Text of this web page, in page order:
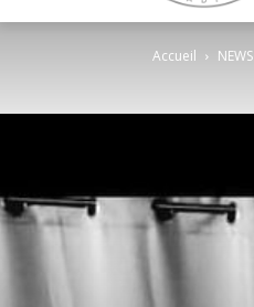
Accueil NEWS